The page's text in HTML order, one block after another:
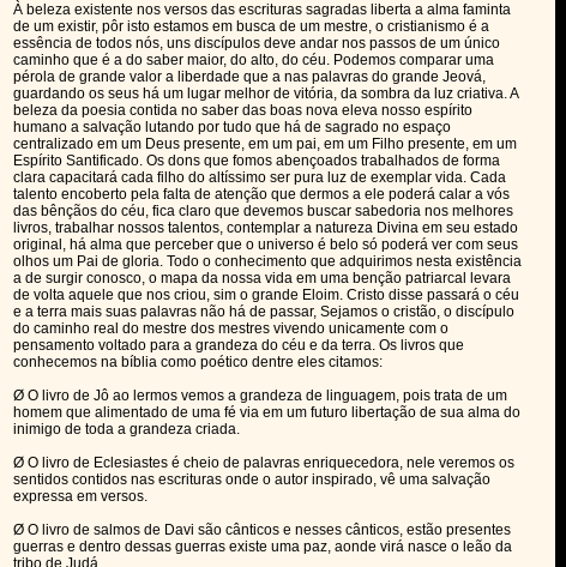
À beleza existente nos versos das escrituras sagradas liberta a alma faminta
de um existir, pôr isto estamos em busca de um mestre, o cristianismo é a
essência de todos nós, uns discípulos deve andar nos passos de um único
caminho que é a do saber maior, do alto, do céu. Podemos comparar uma
pérola de grande valor a liberdade que a nas palavras do grande Jeová,
guardando os seus há um lugar melhor de vitória, da sombra da luz criativa. A
beleza da poesia contida no saber das boas nova eleva nosso espírito
humano a salvação lutando por tudo que há de sagrado no espaço
centralizado em um Deus presente, em um pai, em um Filho presente, em um
Espírito Santificado. Os dons que fomos abençoados trabalhados de forma
clara capacitará cada filho do altíssimo ser pura luz de exemplar vida. Cada
talento encoberto pela falta de atenção que dermos a ele poderá calar a vós
das bênçãos do céu, fica claro que devemos buscar sabedoria nos melhores
livros, trabalhar nossos talentos, contemplar a natureza Divina em seu estado
original, há alma que perceber que o universo é belo só poderá ver com seus
olhos um Pai de gloria. Todo o conhecimento que adquirimos nesta existência
a de surgir conosco, o mapa da nossa vida em uma benção patriarcal levara
de volta aquele que nos criou, sim o grande Eloim. Cristo disse passará o céu
e a terra mais suas palavras não há de passar, Sejamos o cristão, o discípulo
do caminho real do mestre dos mestres vivendo unicamente com o
pensamento voltado para a grandeza do céu e da terra. Os livros que
conhecemos na bíblia como poético dentre eles citamos:
Ø O livro de Jô ao lermos vemos a grandeza de linguagem, pois trata de um
homem que alimentado de uma fé via em um futuro libertação de sua alma do
inimigo de toda a grandeza criada.
Ø O livro de Eclesiastes é cheio de palavras enriquecedora, nele veremos os
sentidos contidos nas escrituras onde o autor inspirado, vê uma salvação
expressa em versos.
Ø O livro de salmos de Davi são cânticos e nesses cânticos, estão presentes
guerras e dentro dessas guerras existe uma paz, aonde virá nasce o leão da
tribo de Judá.